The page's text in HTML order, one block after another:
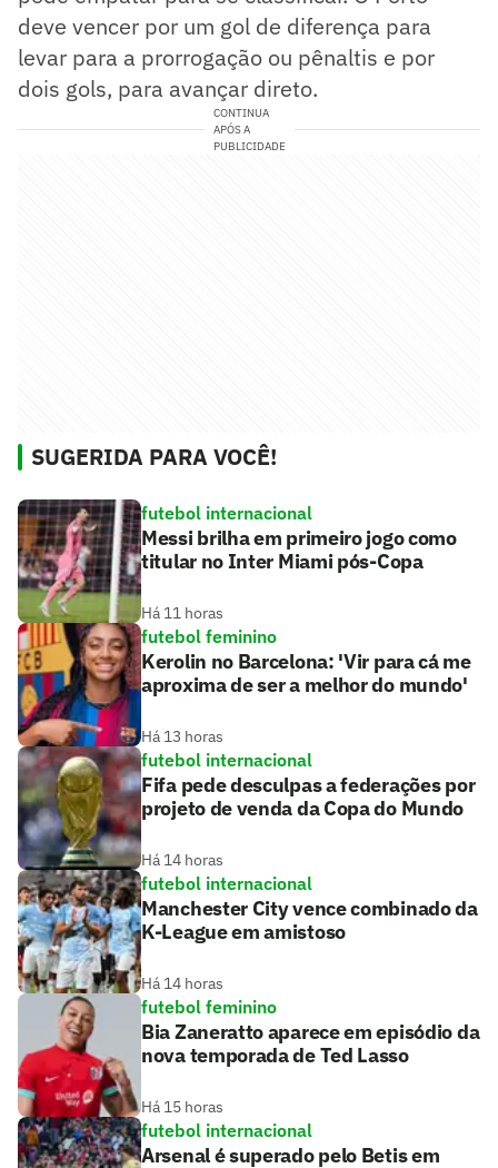
deve vencer por um gol de diferença para
levar para a prorrogação ou pênaltis e por
dois gols, para avançar direto.
CONTINUA
APÓS A
PUBLICIDADE
SUGERIDA PARA VOCÊ!
futebol internacional
Messi brilha em primeiro jogo como
titular no Inter Miami pós-Copa
Há 11 horas
futebol feminino
Kerolin no Barcelona: 'Vir para cá me
aproxima de ser a melhor do mundo'
Há 13 horas
futebol internacional
Fifa pede desculpas a federações por
projeto de venda da Copa do Mundo
Há 14 horas
futebol internacional
Manchester City vence combinado da
K-League em amistoso
Há 14 horas
futebol feminino
Bia Zaneratto aparece em episódio da
nova temporada de Ted Lasso
Há 15 horas
futebol internacional
Arsenal é superado pelo Betis em